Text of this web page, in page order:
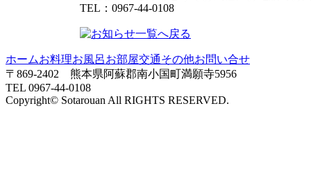
TEL：0967-44-0108
ホームお料理お風呂お部屋交通その他お問い合せ
〒869-2402 熊本県阿蘇郡南小国町満願寺5956
TEL 0967-44-0108
Copyright© Sotarouan All RIGHTS RESERVED.